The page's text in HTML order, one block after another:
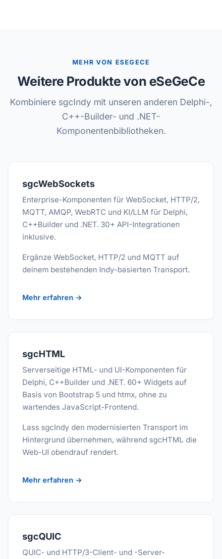
MEHR VON ESEGECE
Weitere Produkte von eSeGeCe
Kombiniere sgcIndy mit unseren anderen Delphi-,
C++-Builder- und .NET-
Komponentenbibliotheken.
sgcWebSockets
Enterprise-Komponenten für WebSocket, HTTP/2,
MQTT, AMQP, WebRTC und KI/LLM für Delphi,
C++Builder und .NET. 30+ API-Integrationen
inklusive.
Ergänze WebSocket, HTTP/2 und MQTT auf
deinem bestehenden Indy-basierten Transport.
Mehr erfahren →
sgcHTML
Serverseitige HTML- und UI-Komponenten für
Delphi, C++Builder und .NET. 60+ Widgets auf
Basis von Bootstrap 5 und htmx, ohne zu
wartendes JavaScript-Frontend.
Lass sgcIndy den modernisierten Transport im
Hintergrund übernehmen, während sgcHTML die
Web-UI obendrauf rendert.
Mehr erfahren →
sgcQUIC
QUIC- und HTTP/3-Client- und -Server-